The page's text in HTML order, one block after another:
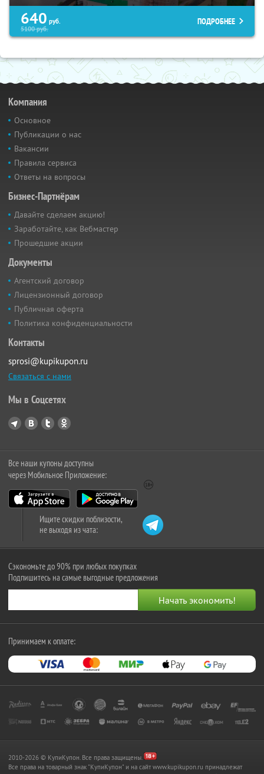
640 руб.
5100руб.
ПОДРОБНЕЕ
Компания
Основное
Публикации о нас
Вакансии
Правила сервиса
Ответы на вопросы
Бизнес-Партнёрам
Давайте сделаем акцию!
Заработайте, как Вебмастер
Прошедшие акции
Документы
Агентский договор
Лицензионный договор
Публичная оферта
Политика конфиденциальности
Контакты
sprosi@kupikupon.ru
Связаться с нами
Мы в Соцсетях
Все наши купоны доступны
через Мобильное Приложение:
Ищите скидки поблизости,
не выходя из чата:
Сэкономьте до 90% при любых покупках
Подпишитесь на самые выгодные предложения
Принимаем к оплате:
2010-2026 © КупиКупон. Все права защищены.
Все права на товарный знак "КупиКупон" и на сайт www.kupikupon.ru принадлежат